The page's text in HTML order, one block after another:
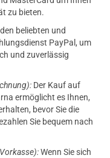
zu bieten.
beliebten und
PayPal, um
und zuverlässig
Der Kauf auf
ermöglicht es Ihnen,
bevor Sie die
Sie bequem nach
Wenn Sie sich